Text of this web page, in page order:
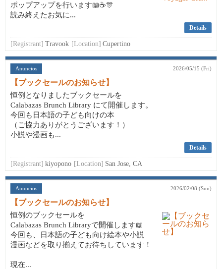
ポップアップを行います📖☕🎊
読み終えたお気に...
Details
[Registrant] Travook [Location] Cupertino
Anuncios 2026/05/15 (Fri)
【ブックセールのお知らせ】
恒例となりましたブックセールを
Calabazas Brunch Library にて開催します。
今回も日本語の子ども向けの本
（ご協力ありがとうございます！）
小説や漫画も...
Details
[Registrant] kiyopono [Location] San Jose, CA
Anuncios 2026/02/08 (Sun)
【ブックセールのお知らせ】
恒例のブックセールを
Calabazas Brunch Libraryで開催します📖
今回も、日本語の子ども向け絵本や小説
漫画などを取り揃えてお待ちしています！
現在...